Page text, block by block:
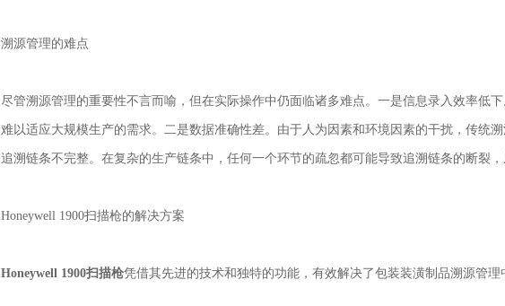
溯源管理的难点
尽管溯源管理的重要性不言而喻，但在实际操作中仍面临诸多难点。一是信息录入效率低
难以适应大规模生产的需求。二是数据准确性差。由于人为因素和环境因素的干扰，传统
追溯链条不完整。在复杂的生产链条中，任何一个环节的疏忽都可能导致追溯链条的断裂，
Honeywell 1900扫描枪的解决方案
Honeywell 1900扫描枪凭借其先进的技术和独特的功能，有效解决了包装装潢制品溯源管理